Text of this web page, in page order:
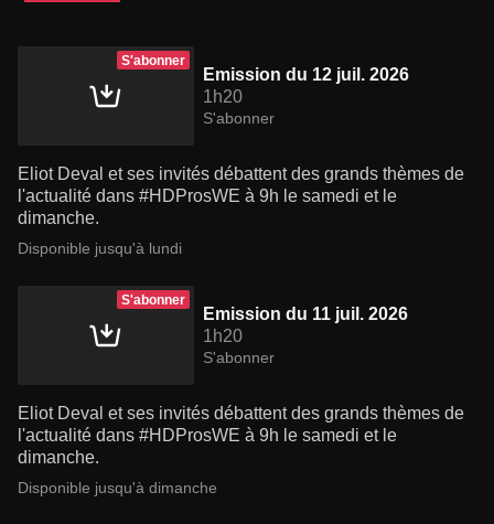
S'abonner
Emission du 12 juil. 2026
1h20
S'abonner
Eliot Deval et ses invités débattent des grands thèmes de
l'actualité dans #HDProsWE à 9h le samedi et le
dimanche.
Disponible jusqu'à lundi
S'abonner
Emission du 11 juil. 2026
1h20
S'abonner
Eliot Deval et ses invités débattent des grands thèmes de
l'actualité dans #HDProsWE à 9h le samedi et le
dimanche.
Disponible jusqu'à dimanche